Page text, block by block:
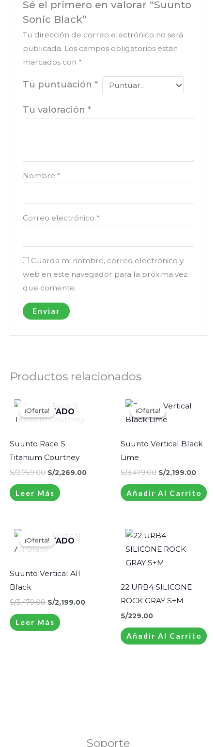
Sé el primero en valorar “Suunto
Sonic Black”
Tu dirección de correo electrónico no será
publicada. Los campos obligatorios están
marcados con *
Tu puntuación *
Tu valoración *
Nombre *
Correo electrónico *
Guarda mi nombre, correo electrónico y
web en este navegador para la próxima vez
que comente.
Productos relacionados
¡Oferta!
AGOTADO
¡Oferta!
Suunto Race S
Titanium Courtney
S/2,759.00
precio
original
era:
S/2,269.00
Leer Más
¡Oferta!
¡Oferta!
Suunto Vertical Black
Lime
S/3,479.00
precio
original
era:
S/2,199.00
Añadir Al Carrito
¡Oferta!
AGOTADO
¡Oferta!
Suunto Vertical All
Black
S/3,479.00
precio
original
era:
S/2,199.00
Leer Más
22 URB4 SILICONE
ROCK GRAY S+M
S/229.00
Añadir Al Carrito
Soporte